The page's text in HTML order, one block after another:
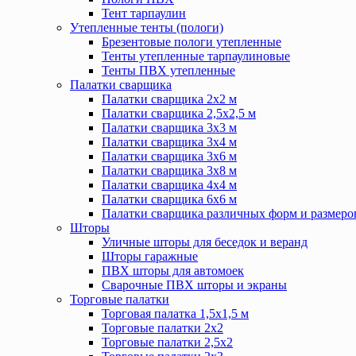
Тент тарпаулин
Утепленные тенты (пологи)
Брезентовые пологи утепленные
Тенты утепленные тарпаулиновые
Тенты ПВХ утепленные
Палатки сварщика
Палатки сварщика 2х2 м
Палатки сварщика 2,5х2,5 м
Палатки сварщика 3х3 м
Палатки сварщика 3х4 м
Палатки сварщика 3х6 м
Палатки сварщика 3х8 м
Палатки сварщика 4х4 м
Палатки сварщика 6х6 м
Палатки сварщика различных форм и
Шторы
Уличные шторы для беседок и веранд
Шторы гаражные
ПВХ шторы для автомоек
Сварочные ПВХ шторы и экраны
Торговые палатки
Торговая палатка 1,5х1,5 м
Торговые палатки 2х2
Торговые палатки 2,5х2